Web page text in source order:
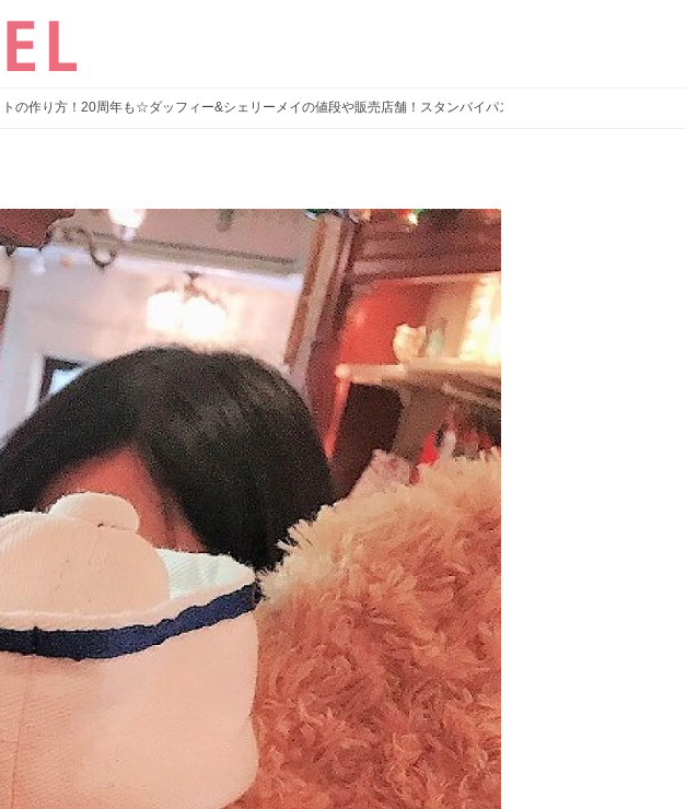
の作り方！20周年も☆ダッフィー&シェリーメイの値段や販売店舗！スタンバイパスに注意！